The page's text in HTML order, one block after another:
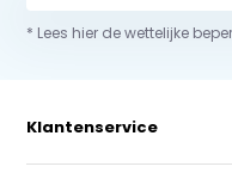
* Lees hier de wettelijke
Klantenservice